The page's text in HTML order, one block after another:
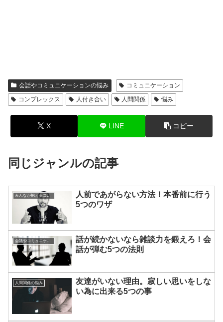
会話やコミュニケーションの悩み
コミュニケーション
コンプレックス
人付き合い 人間関係 悩み
X LINE コピー
同じジャンルの記事
みんなが抱えるコンプレックスや劣等感
人前であがらない方法！本番前に行う
5つのワザ
話が続かないなら雑談力を鍛えろ！会
話が弾む5つの法則
人間関係の悩み
友達がいない理由。寂しい思いをしな
い為に出来る5つの事